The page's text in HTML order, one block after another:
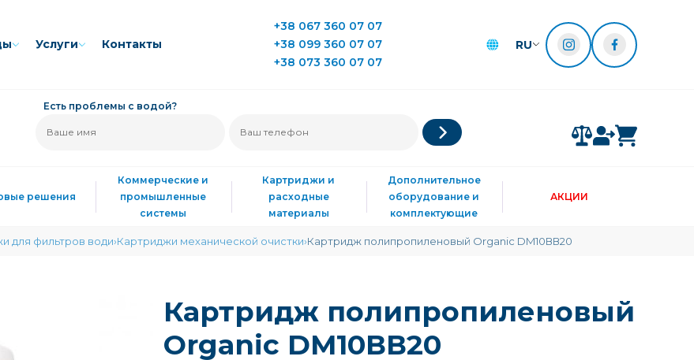
Услуги Контакты
+38 067 360 07 07
+38 099 360 07 07
+38 073 360 07 07
RU
Есть проблемы с водой?
решения
Коммерческие и
промышленные
системы
Картриджи и
расходные
материалы
Дополнительное
оборудование и
комплектующие
АКЦИИ
для фильтров води Картриджи механической очистки Картридж полипропиленовый Organic DM10ВВ20
Картридж полипропиленовый
Organic DM10ВВ20